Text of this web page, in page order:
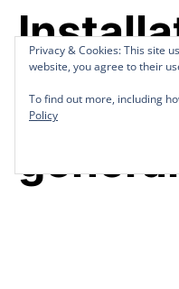
l’APN,
Privacy & Cookies: This site
website, you agree to their
To find out more, including
Policy
Privacy & Cookies: This site
website, you agree to their
To find out more, including
Policy